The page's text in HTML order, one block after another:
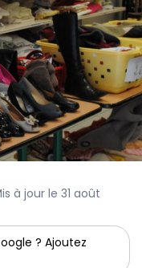
à jour le 31 août
? Ajoutez